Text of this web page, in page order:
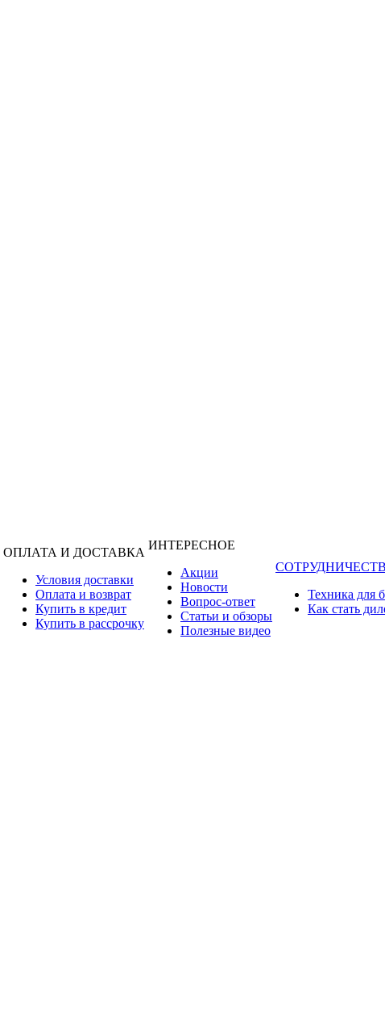
ОПЛАТА И ДОСТАВКА
Условия доставки
Оплата и возврат
Купить в кредит
Купить в рассрочку
ИНТЕРЕСНОЕ
Акции
Новости
Вопрос-ответ
Статьи и обзоры
Полезные видео
Техника для
Как стать